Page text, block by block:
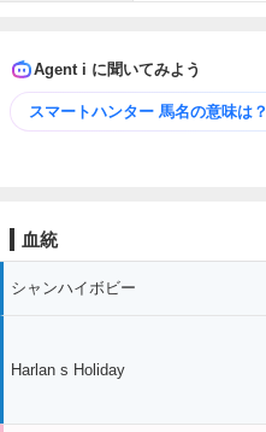
Agent i に聞いてみよう
スマートハンター 馬名の意味は？
血統
シャンハイボビー
Harlan s Holiday